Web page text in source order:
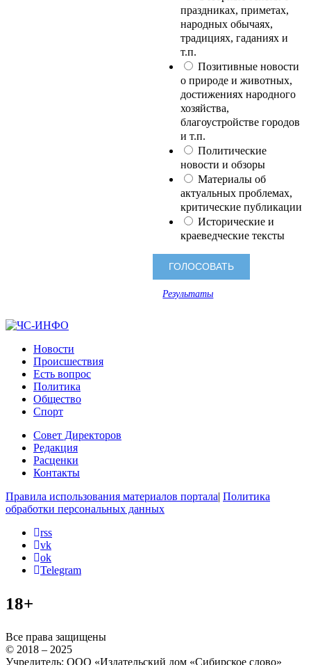
праздниках, приметах,
народных обычаях,
традициях, гаданиях и
т.п.
Позитивные новости
о природе и животных,
достижениях народного
хозяйства,
благоустройстве городов
и т.п.
Политические
новости и обзоры
Материалы об
актуальных проблемах,
критические публикации
Исторические и
краеведческие тексты
Результаты
Новости
Происшествия
Есть вопрос
Политика
Общество
Спорт
Совет Директоров
Редакция
Расценки
Контакты
Правила использования материалов портала| Политика
обработки персональных данных
rss
vk
ok
Telegram
18+
Все права защищены
© 2018 – 2025
Учредитель: ООО «Издательский дом «Сибирское слово»